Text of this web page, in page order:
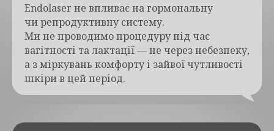
Endolaser не впливає на гормональну
чи репродуктивну систему.
Ми не проводимо процедуру під час
вагітності та лактації — не через небезпеку,
а з міркувань комфорту і зайвої чутливості
шкіри в цей період.